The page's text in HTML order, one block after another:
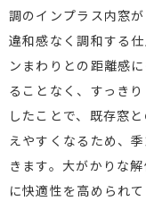
調のインプラス内窓
違和感なく調和する
ンまわりとの距離感
ることなく、すっき
したことで、既存窓
えやすくなるため、
きます。大がかりな
に快適性を高められ